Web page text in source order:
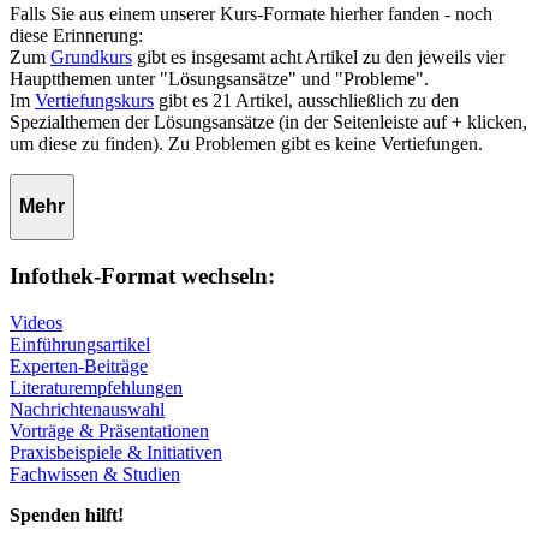
Falls Sie aus einem unserer Kurs-Formate hierher fanden - noch
diese Erinnerung:
Zum Grundkurs gibt es insgesamt acht Artikel zu den jeweils vier
Hauptthemen unter "Lösungsansätze" und "Probleme".
Im Vertiefungskurs gibt es 21 Artikel, ausschließlich zu den
Spezialthemen der Lösungsansätze (in der Seitenleiste auf + klicken,
um diese zu finden). Zu Problemen gibt es keine Vertiefungen.
Mehr
Infothek-Format wechseln:
Videos
Einführungsartikel
Experten-Beiträge
Literaturempfehlungen
Nachrichtenauswahl
Vorträge & Präsentationen
Praxisbeispiele & Initiativen
Fachwissen & Studien
Spenden hilft!